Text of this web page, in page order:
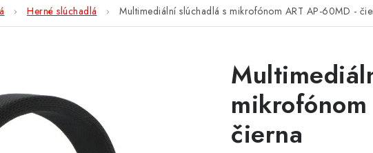
Herné slúchadlá Multimediální slúchadlá s mikrofónom ART AP-60MD -
čierna